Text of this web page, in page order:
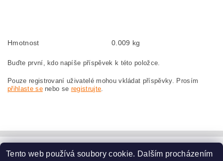
Hmotnost 0.009 kg
Buďte první, kdo napíše příspěvek k této položce.
Pouze registrovaní uživatelé mohou vkládat příspěvky. Prosím
přihlaste senebo se registrujte.
www.dodilny.cz
Tento web používá soubory cookie. Dalším procházením